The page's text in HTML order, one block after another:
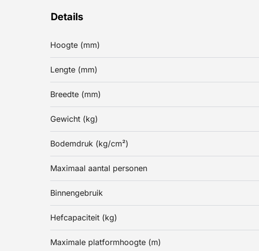
Details
Hoogte (mm)
Lengte (mm)
Breedte (mm)
Gewicht (kg)
Bodemdruk (kg/cm²)
Maximaal aantal personen
Binnengebruik
Hefcapaciteit (kg)
Maximale platformhoogte (m)